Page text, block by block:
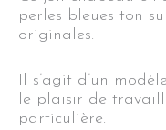
perles bleues ton
originales.
Il s’agit d’un
le plaisir de
particulière.